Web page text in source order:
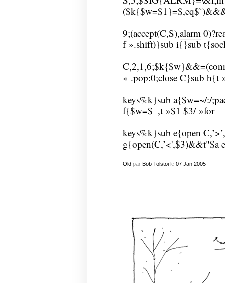
9;(accept(C,S),alarm
f ».shift)}sub i{}sub
« .pop:0;close C}sub h{t
keys%k}sub a{$w=~/:/
f{$w=$_,t »$1 $3/ »for
keys%k}sub e{open
g{open(C,’<',$3)&&t"$a
Oldpar Bob Tolstoile 07 Jan 2005